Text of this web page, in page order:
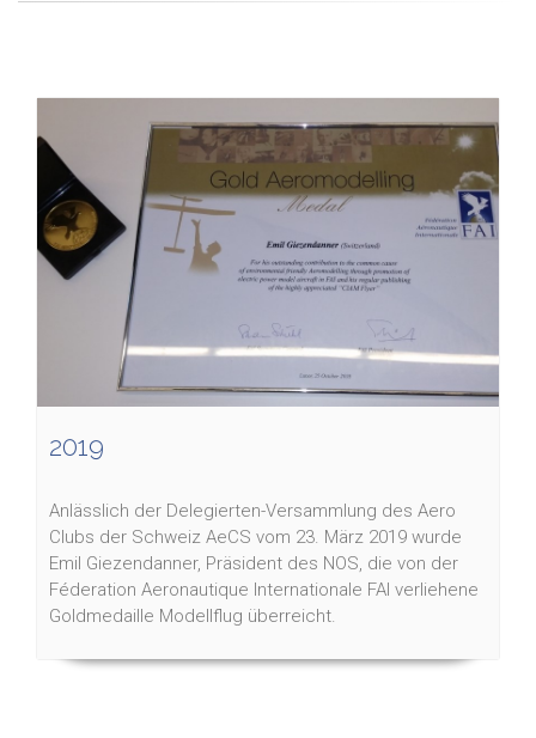
2019
Anlässlich der Delegierten-Versammlung des Aero
Clubs der Schweiz AeCS vom 23. März 2019 wurde
Emil Giezendanner, Präsident des NOS, die von der
Féderation Aeronautique Internationale FAI verliehene
Goldmedaille Modellflug überreicht.